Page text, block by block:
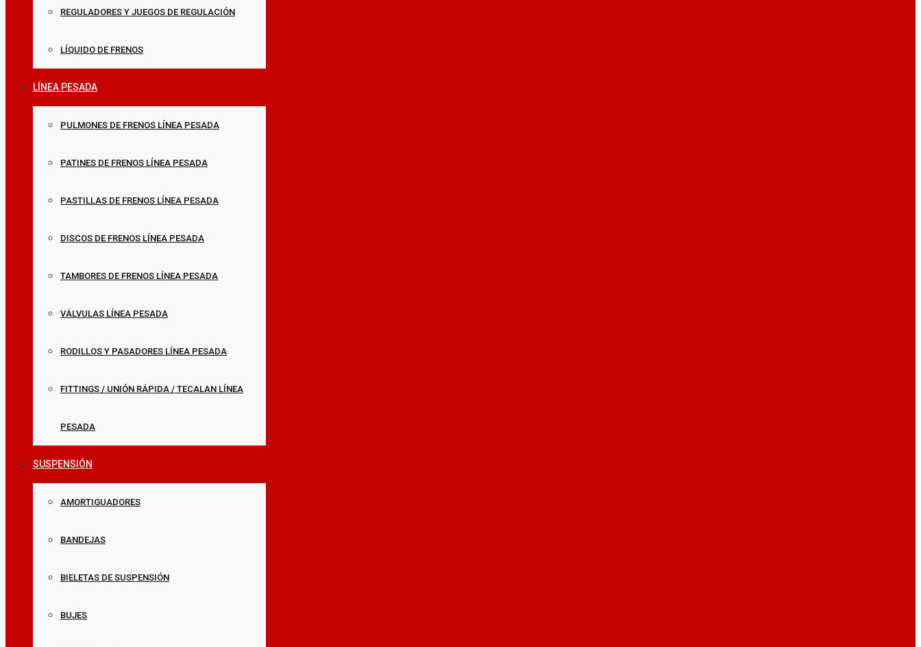
REGULADORES Y JUEGOS DE REGULACIÓN
LÍQUIDO DE FRENOS
LÍNEA PESADA
PULMONES DE FRENOS LÍNEA PESADA
PATINES DE FRENOS LÍNEA PESADA
PASTILLAS DE FRENOS LÍNEA PESADA
DISCOS DE FRENOS LÍNEA PESADA
TAMBORES DE FRENOS LÍNEA PESADA
VÁLVULAS LÍNEA PESADA
RODILLOS Y PASADORES LÍNEA PESADA
FITTINGS / UNIÓN RÁPIDA / TECALAN LÍNEA
PESADA
SUSPENSIÓN
AMORTIGUADORES
BANDEJAS
BIELETAS DE SUSPENSIÓN
BUJES